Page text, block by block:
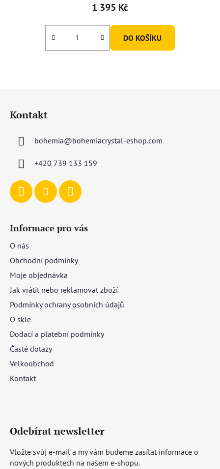
1 395 Kč
DO KOŠÍKU
Kontakt
bohemia@bohemiacrystal-eshop.com
+420 739 133 159
Informace pro vás
O nás
Obchodní podmínky
Moje objednávka
Jak vrátit nebo reklamovat zboží
Podmínky ochrany osobních údajů
O skle
Dodací a platební podmínky
Časté dotazy
Velkoobchod
Kontakt
Odebírat newsletter
Vložte svůj e-mail a my vám budeme zasílat informace o
nových produktech na našem e-shopu.